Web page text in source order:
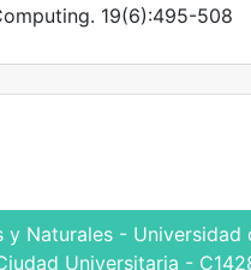
19(6):495-508
y Naturales - Universidad
Universitaria -